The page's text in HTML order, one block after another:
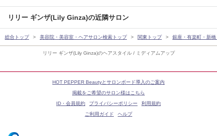
リリー ギンザ(Lily Ginza)のヘアスタイル / ミディアムアップ
リリー ギンザ(Lily Ginza)の近隣サロン
総合トップ 美容院・美容室・ヘアサロン検索トップ 関東トップ 銀座・有楽町・新
HOT PEPPER Beautyとサロンボード導入のご案内
掲載をご希望のサロン様はこちら
ID・会員規約
プライバシーポリシー
利用規約
ご利用ガイド
ヘルプ